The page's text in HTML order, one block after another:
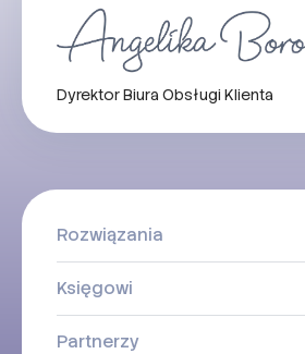
Dyrektor Biura Obsługi Klienta
Rozwiązania
Księgowi
Partnerzy